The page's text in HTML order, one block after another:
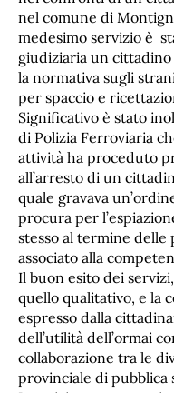
nel comune di
medesimo servizio è
giudiziaria un
la normativa sugli
per spaccio e
Significativo è stato
di Polizia Ferroviaria
attività ha proceduto
all’arresto di un
quale gravava
procura per
stesso al termine
associato alla
Il buon esito dei
quello qualitativo, e la
espresso dalla
dell’utilità dell’ormai
collaborazione tra le
provinciale di pubblica